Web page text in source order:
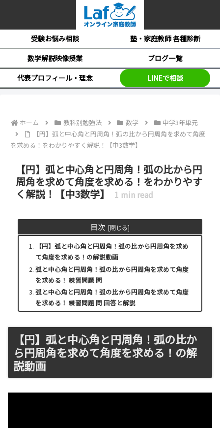
受験お悩み相談
塾・家庭教師 各種診断
数学解説映像授業
ブログ一覧
代表プロフィール・理念
LINEで相談
ホーム 教科別勉強法 数学
中学3年単元
【円】弧と中心角と円周角！弧の比から円周角を求めて角度
を求める！をわかりやすく解説！【中3数学】
【円】弧と中心角と円周角！弧の比から円
周角を求めて角度を求める！をわかりやす
く解説！【中3数学】
1 min read
目次
【円】弧と中心角と円周角！弧の比から円周角を求め
て角度を求める！の解説動画
弧と中心角と円周角！弧の比から円周角を求めて角度
を求める！ 練習問題 問
弧と中心角と円周角！弧の比から円周角を求めて角度
を求める！ 練習問題 問 回答と解説
【円】弧と中心角と円周角！弧の比か
ら円周角を求めて角度を求める！の解
説動画